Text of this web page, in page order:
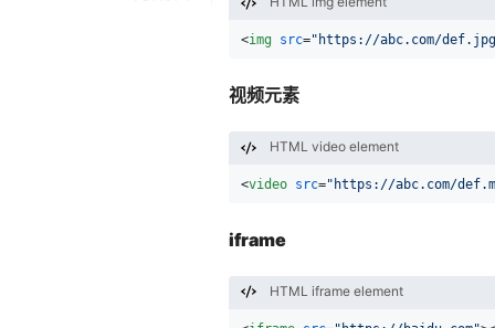
<img src="https://abc.com/
视频元素
HTML video element
<video src="https://abc.com/
iframe
HTML iframe element